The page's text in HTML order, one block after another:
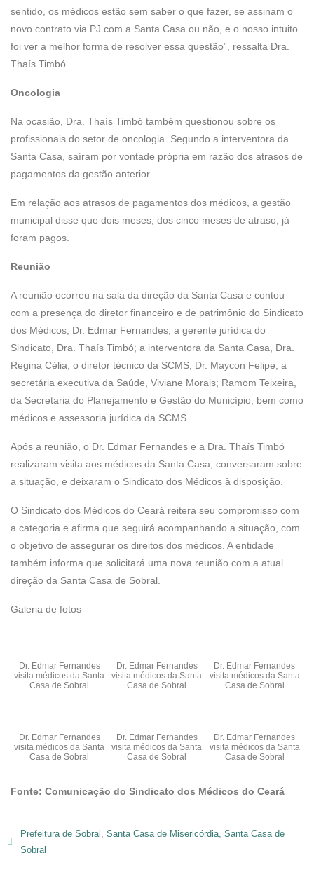
sentido, os médicos estão sem saber o que fazer, se assinam o
novo contrato via PJ com a Santa Casa ou não, e o nosso intuito
foi ver a melhor forma de resolver essa questão”, ressalta Dra.
Thaís Timbó.
Oncologia
Na ocasião, Dra. Thaís Timbó também questionou sobre os
profissionais do setor de oncologia. Segundo a interventora da
Santa Casa, saíram por vontade própria em razão dos atrasos de
pagamentos da gestão anterior.
Em relação aos atrasos de pagamentos dos médicos, a gestão
municipal disse que dois meses, dos cinco meses de atraso, já
foram pagos.
Reunião
A reunião ocorreu na sala da direção da Santa Casa e contou
com a presença do diretor financeiro e de patrimônio do Sindicato
dos Médicos, Dr. Edmar Fernandes; a gerente jurídica do
Sindicato, Dra. Thaís Timbó; a interventora da Santa Casa, Dra.
Regina Célia; o diretor técnico da SCMS, Dr. Maycon Felipe; a
secretária executiva da Saúde, Viviane Morais; Ramom Teixeira,
da Secretaria do Planejamento e Gestão do Município; bem como
médicos e assessoria jurídica da SCMS.
Após a reunião, o Dr. Edmar Fernandes e a Dra. Thaís Timbó
realizaram visita aos médicos da Santa Casa, conversaram sobre
a situação, e deixaram o Sindicato dos Médicos à disposição.
O Sindicato dos Médicos do Ceará reitera seu compromisso com
a categoria e afirma que seguirá acompanhando a situação, com
o objetivo de assegurar os direitos dos médicos. A entidade
também informa que solicitará uma nova reunião com a atual
direção da Santa Casa de Sobral.
Galeria de fotos
Dr. Edmar Fernandes
visita médicos da Santa
Casa de Sobral
Dr. Edmar Fernandes
visita médicos da Santa
Casa de Sobral
Dr. Edmar Fernandes
visita médicos da Santa
Casa de Sobral
Dr. Edmar Fernandes
visita médicos da Santa
Casa de Sobral
Dr. Edmar Fernandes
visita médicos da Santa
Casa de Sobral
Dr. Edmar Fernandes
visita médicos da Santa
Casa de Sobral
Fonte: Comunicação do Sindicato dos Médicos do Ceará
Prefeitura de Sobral , Santa Casa de Misericórdia, Santa Casa de
Sobral